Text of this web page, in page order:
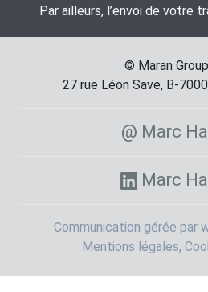
Par ailleurs, l’envoi de votre
© Maran
27 rue Léon Save, B-
@ Marc
Marc
Communication gérée par
Mentions légales,